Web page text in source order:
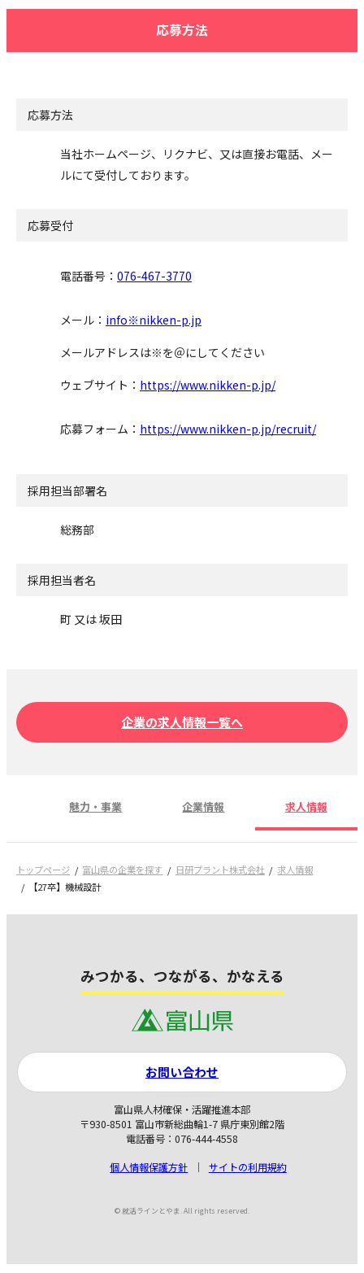
応募方法
応募方法
当社ホームページ、リクナビ、又は直接お電話、メー
ルにて受付しております。
応募受付
電話番号： 076-467-3770
メール： info※nikken-p.jp
メールアドレスは※を＠にしてください
ウェブサイト： https://www.nikken-p.jp/
応募フォーム： https://www.nikken-p.jp/recruit/
採用担当部署名
総務部
採用担当者名
町 又は 坂田
企業の求人情報一覧へ
魅力・事業 企業情報 求人情報
トップページ 富山県の企業を探す 日研プラント株式会社
求人情報
【27卒】機械設計
みつかる、つながる、かなえる
富山県人材確保・活躍推進本部
〒930-8501 富山市新総曲輪1-7 県庁東別館2階
電話番号：076-444-4558
個人情報保護方針
サイトの利用規約
お問い合わせ
© 就活ラインとやま. All rights reserved.